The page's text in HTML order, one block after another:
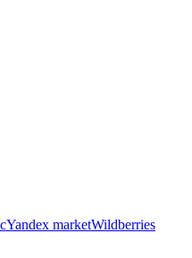
Yandex marketWildberries